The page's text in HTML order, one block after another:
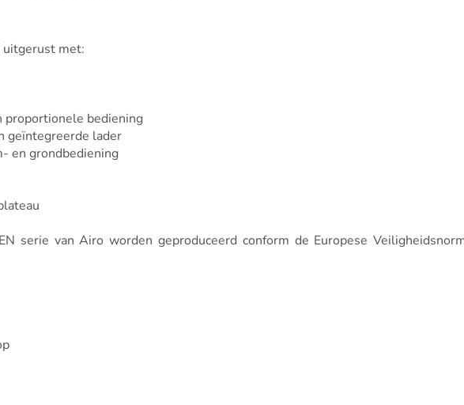
uitgerust met:
proportionele bediening
geïntegreerde lader
en grondbediening
serie van Airo worden geproduceerd conform de Europese